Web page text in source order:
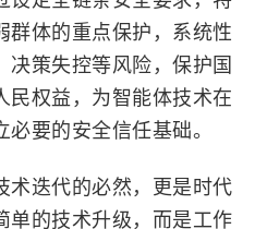
群体的重点保护，系统性
决策失控等风险，保护国
民权益，为智能体技术在
要的安全信任基础。
术迭代的必然，更是时代
单的技术升级，而是工作